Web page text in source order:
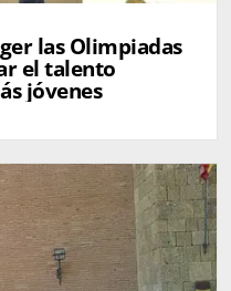
las Olimpiadas
el talento
jóvenes